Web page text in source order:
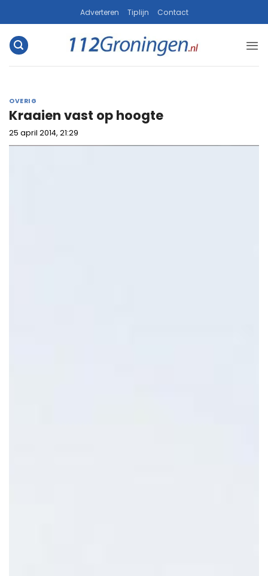
naar
inhoud
Adverteren Tiplijn Contact
OVERIG
Kraaien vast op hoogte
25 april 2014, 21:29